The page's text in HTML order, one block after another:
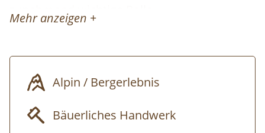
zunehmend wichtige Rolle.
Ranger:in führt diese professionell geführte
Wanderung zu Schauplätzen des ehemaligen
Bergbaus und fördert so manche spannende
Entdeckung zu Tage.
Mehr anzeigen +
Alpin / Bergerlebnis
Bäuerliches Handwerk